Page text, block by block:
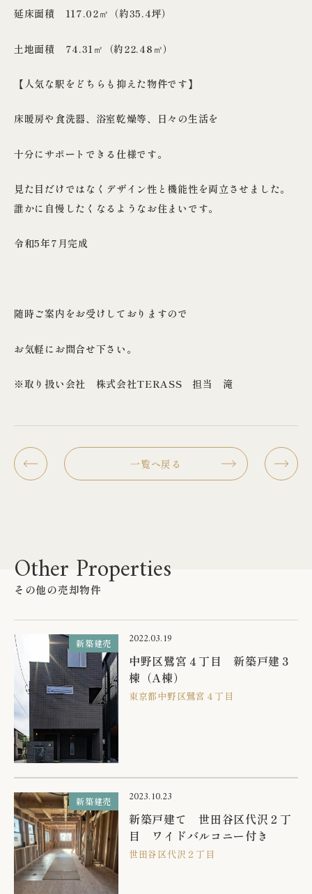
延床面積 117.02㎡（約35.4坪）
土地面積 74.31㎡（約22.48㎡）
【人気な駅をどちらも抑えた物件です】
床暖房や食洗器、浴室乾燥等、日々の生活を
十分にサポートできる仕様です。
見た目だけではなくデザイン性と機能性を両立させました。
誰かに自慢したくなるようなお住まいです。
令和5年7月完成
随時ご案内をお受けしておりますので
お気軽にお問合せ下さい。
※取り扱い会社 株式会社TERASS 担当 滝
一覧へ戻る
Other Properties
その他の売却物件
新築建売 2022.03.19
中野区鷺宮４丁目 新築戸建３
棟（A棟）
東京都中野区鷺宮４丁目
新築建売 2023.10.23
新築戸建て 世田谷区代沢２丁
目 ワイドバルコニー付き
世田谷区代沢２丁目